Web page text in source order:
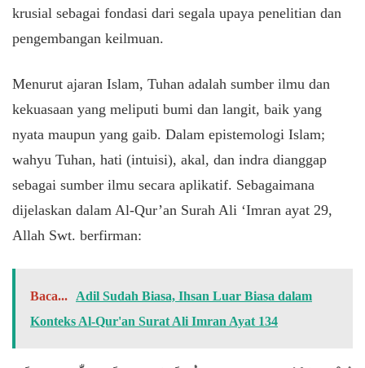
krusial sebagai fondasi dari segala upaya penelitian dan
pengembangan keilmuan.
​Menurut ajaran Islam, Tuhan adalah sumber ilmu dan
kekuasaan yang meliputi bumi dan langit, baik yang
nyata maupun yang gaib. Dalam epistemologi Islam;
wahyu Tuhan, hati (intuisi), akal, dan indra dianggap
sebagai sumber ilmu secara aplikatif. Sebagaimana
dijelaskan dalam Al-Qur’an Surah Ali ‘Imran ayat 29,
Allah Swt. berfirman:
Baca...
Adil Sudah Biasa, Ihsan Luar Biasa dalam
Konteks Al-Qur'an Surat Ali Imran Ayat 134